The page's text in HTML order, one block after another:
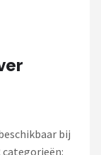
bij
categorieën: